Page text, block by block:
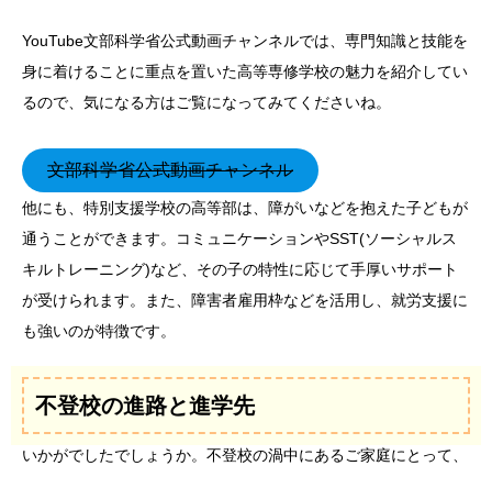
YouTube文部科学省公式動画チャンネルでは、専門知識と技能を
身に着けることに重点を置いた高等専修学校の魅力を紹介してい
るので、気になる方はご覧になってみてくださいね。
文部科学省公式動画チャンネル
他にも、特別支援学校の高等部は、障がいなどを抱えた子どもが
通うことができます。コミュニケーションやSST(ソーシャルス
キルトレーニング)など、その子の特性に応じて手厚いサポート
が受けられます。また、障害者雇用枠などを活用し、就労支援に
も強いのが特徴です。
不登校の進路と進学先
いかがでしたでしょうか。不登校の渦中にあるご家庭にとって、